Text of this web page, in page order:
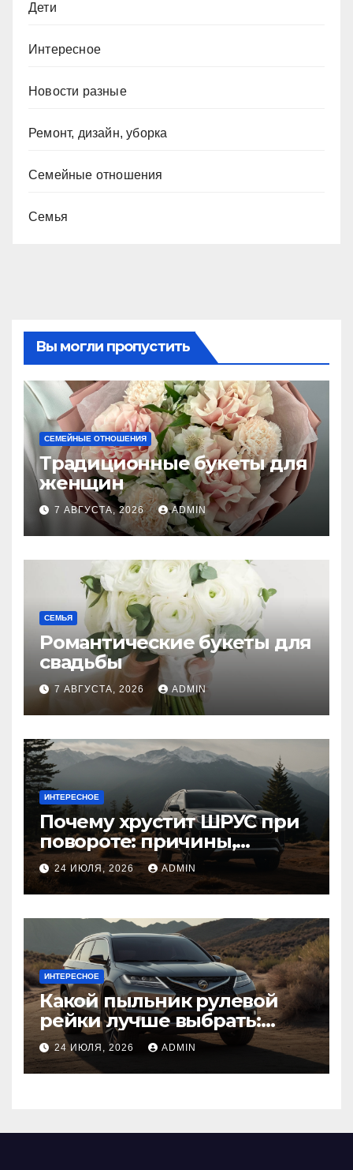
Дети
Интересное
Новости разные
Ремонт, дизайн, уборка
Семейные отношения
Семья
Вы могли пропустить
СЕМЕЙНЫЕ ОТНОШЕНИЯ
Традиционные букеты для
женщин
7 АВГУСТА, 2026 ADMIN
СЕМЬЯ
Романтические букеты для
свадьбы
7 АВГУСТА, 2026 ADMIN
ИНТЕРЕСНОЕ
Почему хрустит ШРУС при
повороте: причины,
диагностика
24 ИЮЛЯ, 2026 ADMIN
ИНТЕРЕСНОЕ
Какой пыльник рулевой
рейки лучше выбрать:
оригинальный или аналог,
резина или полиуретан
24 ИЮЛЯ, 2026 ADMIN